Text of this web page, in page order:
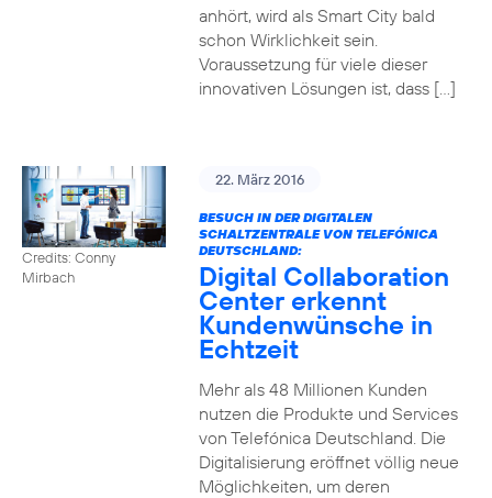
anhört, wird als Smart City bald
schon Wirklichkeit sein.
Voraussetzung für viele dieser
innovativen Lösungen ist, dass […]
Credits: Conny
Mirbach
22. März 2016
BESUCH IN DER DIGITALEN
SCHALTZENTRALE VON TELEFÓNICA
DEUTSCHLAND:
Digital Collaboration
Center erkennt
Kundenwünsche in
Echtzeit
Mehr als 48 Millionen Kunden
nutzen die Produkte und Services
von Telefónica Deutschland. Die
Digitalisierung eröffnet völlig neue
Möglichkeiten, um deren